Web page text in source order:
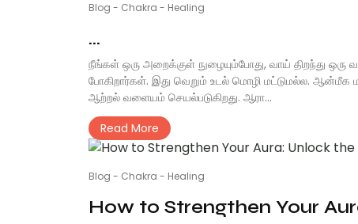
Blog - Chakra - Healing
...
நீங்கள் ஒரு அறைக்குள் நுழையும்போது, வாய் திறந்து ஒரு
போகிறார்கள். இது வெறும் உடல் மொழி மட்டுமல்ல. ஆன்மீக
ஆற்றல் வளையம் செயல்படுகிறது. ஆரா...
Read More
Blog - Chakra - Healing
How to Strengthen Your